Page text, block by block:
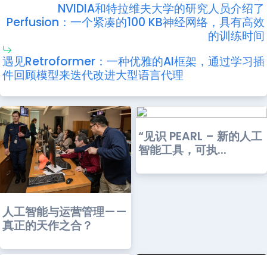
NVIDIA和特拉维夫大学的研究人员介绍了
Perfusion：一个紧凑的100 KB神经网络，具有高效
的训练时间
遇见Retroformer：一种优雅的AI框架，通过学习插
件回顾模型来迭代改进大型语言代理
人工智能与运营管理——
真正的天作之合？
“见识 PEARL – 新的人工
智能工具，可执...